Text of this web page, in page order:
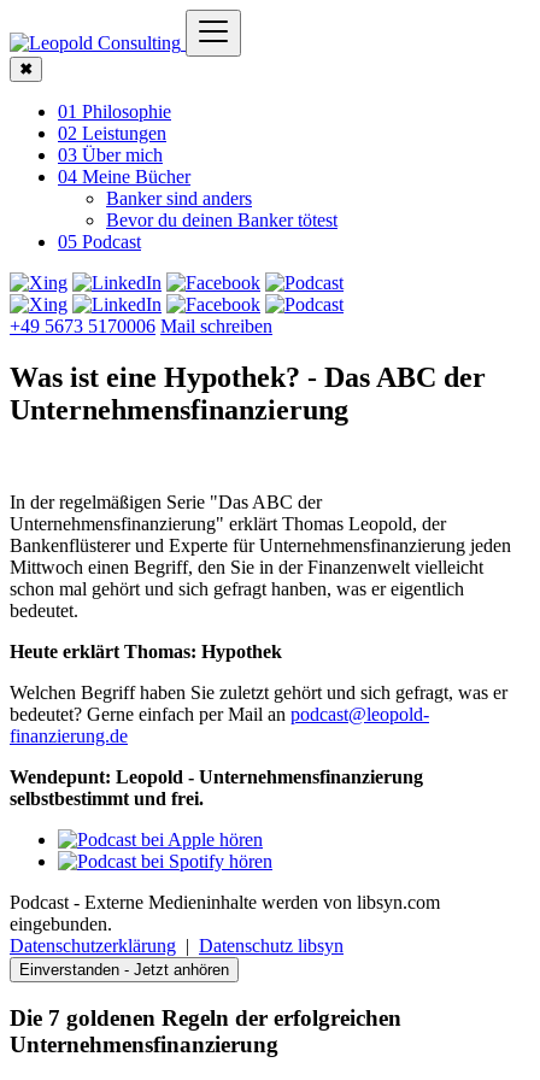
✖
01 Philosophie
02 Leistungen
03 Über mich
04 Meine Bücher
Banker sind anders
Bevor du deinen Banker tötest
05 Podcast
+49 5673 5170006 Mail schreiben
Was ist eine Hypothek? - Das ABC der
Unternehmens­finanzierung
In der regelmäßigen Serie "Das ABC der
Unternehmensfinanzierung" erklärt Thomas Leopold, der
Bankenflüsterer und Experte für Unternehmensfinanzierung jeden
Mittwoch einen Begriff, den Sie in der Finanzenwelt vielleicht
schon mal gehört und sich gefragt hanben, was er eigentlich
bedeutet.
Heute erklärt Thomas: Hypothek
Welchen Begriff haben Sie zuletzt gehört und sich gefragt, was er
bedeutet? Gerne einfach per Mail an podcast@leopold-
finanzierung.de
Wendepunt: Leopold - Unternehmensfinanzierung
selbstbestimmt und frei.
Podcast - Externe Medieninhalte werden von libsyn.com
eingebunden.
Datenschutzerklärung | Datenschutz libsyn
Einverstanden - Jetzt anhören
Die 7 goldenen Regeln der erfolgreichen
Unternehmensfinanzierung